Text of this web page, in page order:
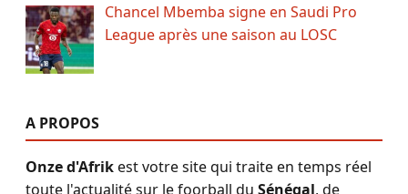
Chancel Mbemba signe en Saudi Pro
League après une saison au LOSC
A PROPOS
Onze d'Afrikest votre site qui traite en temps réel
toute l'actualité sur le foorball du Sénégal, de